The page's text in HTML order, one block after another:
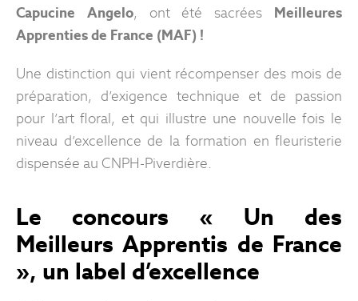
Capucine Angelo, ont été sacrées Meilleures
Apprenties de France (MAF) !
Une distinction qui vient récompenser des mois de
préparation, d’exigence technique et de passion
pour l’art floral, et qui illustre une nouvelle fois le
niveau d’excellence de la formation en fleuristerie
dispensée au CNPH-Piverdière.
Le concours « Un des
Meilleurs Apprentis de France
», un label d’excellence